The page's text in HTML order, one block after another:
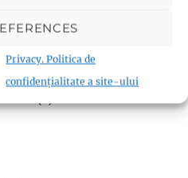
Privacy. Politica de
confidențialitate a site-ului